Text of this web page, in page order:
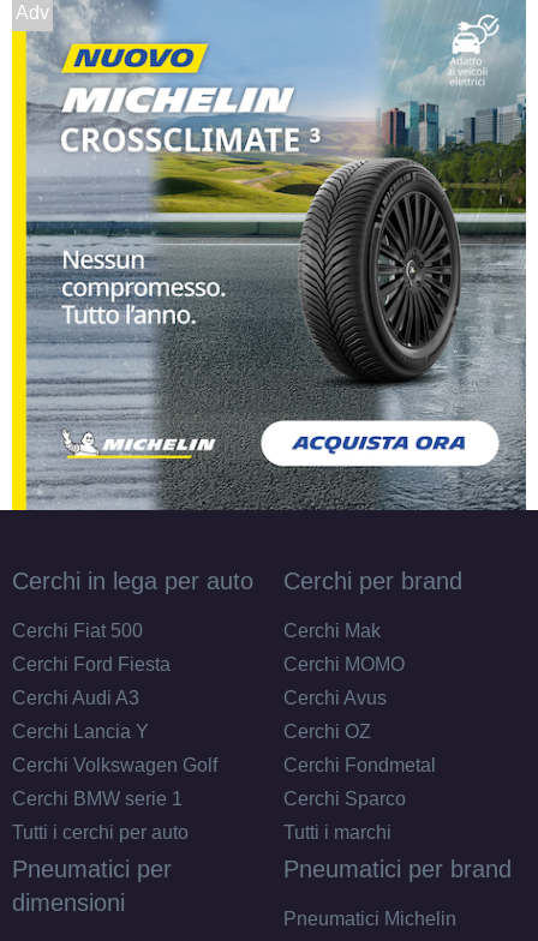
D C 70db
F C 70db
C
Adv
Cerchi in lega per auto
Cerchi Fiat 500
Cerchi Ford Fiesta
Cerchi Audi A3
Cerchi Lancia Y
Cerchi Volkswagen Golf
Cerchi BMW serie 1
Tutti i cerchi per auto
Cerchi per brand
Cerchi Mak
Cerchi MOMO
Cerchi Avus
Cerchi OZ
Cerchi Fondmetal
Cerchi Sparco
Tutti i marchi
Pneumatici per
dimensioni
Pneumatici per brand
Pneumatici Michelin